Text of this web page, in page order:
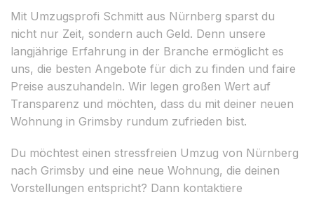
Mit Umzugsprofi Schmitt aus Nürnberg sparst du
nicht nur Zeit, sondern auch Geld. Denn unsere
langjährige Erfahrung in der Branche ermöglicht es
uns, die besten Angebote für dich zu finden und faire
Preise auszuhandeln. Wir legen großen Wert auf
Transparenz und möchten, dass du mit deiner neuen
Wohnung in Grimsby rundum zufrieden bist.
Du möchtest einen stressfreien Umzug von Nürnberg
nach Grimsby und eine neue Wohnung, die deinen
Vorstellungen entspricht? Dann kontaktiere